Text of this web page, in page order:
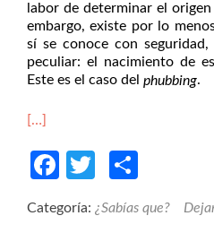
labor de determinar el
embargo, existe por lo
sí se conoce con
peculiar: el nacimiento de
Este es el caso del phubbing.
[…]
Facebook
Twitter
Categoría: ¿Sabías que?